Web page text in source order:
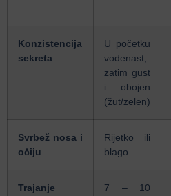
Konzistencija
sekreta
U početku
vodenast,
zatim gust
i obojen
(žut/zelen)
Svrbež nosa i
očiju
Rijetko ili
blago
Trajanje
7 – 10